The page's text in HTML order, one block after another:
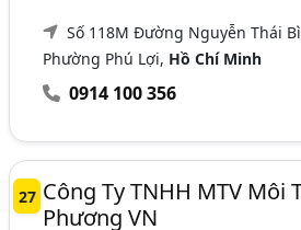
Số 118M Đường Nguyễn Thái
Phường Phú Lợi, Hồ Chí Minh
0914 100 356
27 Công Ty TNHH MTV Môi
Phương VN